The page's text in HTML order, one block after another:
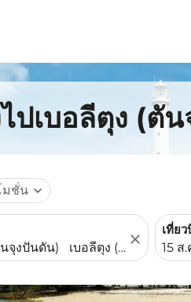
ปเบอลีตุง (
มชั่น expand_more
close
เที่ย
fc-
15 ส